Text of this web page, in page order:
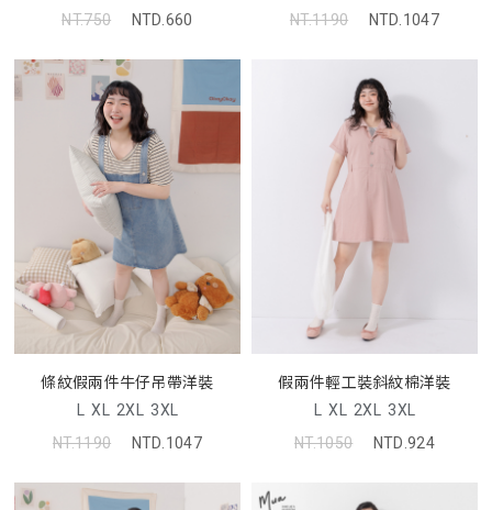
NT.750
NTD.660
NT.1190
NTD.1047
條紋假兩件牛仔吊帶洋裝
L XL 2XL 3XL
NT.1190
NTD.1047
假兩件輕工裝斜紋棉洋裝
L XL 2XL 3XL
NT.1050
NTD.924